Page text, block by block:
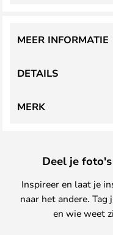
DETAILS
MEER INFORMATIE
MERK
Deel je
Inspireer en laat je
naar het andere.
en wie weet